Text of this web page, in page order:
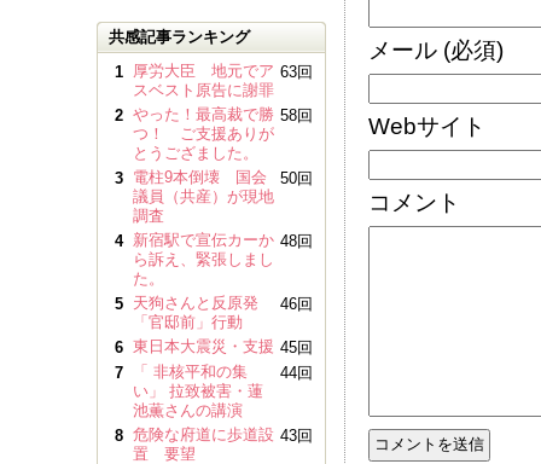
メール (必須)
Webサイト
コメント
共感記事ランキング
1
厚労大臣 地元でア
スベスト原告に謝罪
63回
2 やった！最高裁で勝
つ！ ご支援ありが
とうござました。
58回
3
電柱9本倒壊 国会
議員（共産）が現地
調査
50回
4
新宿駅で宣伝カーか
ら訴え、緊張しまし
た。
48回
5
天狗さんと反原発
「官邸前」行動
46回
6 東日本大震災・支援 45回
7
「 非核平和の集
い」 拉致被害・蓮
池薫さんの講演
44回
8 危険な府道に歩道設
置 要望
43回